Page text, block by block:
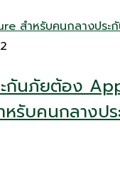
กันภัยต้อง
หรับคนกลางป